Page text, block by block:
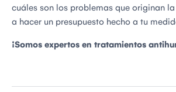
cuáles son los problemas que originan
a hacer un presupuesto hecho a tu
¡Somos expertos en tratamientos